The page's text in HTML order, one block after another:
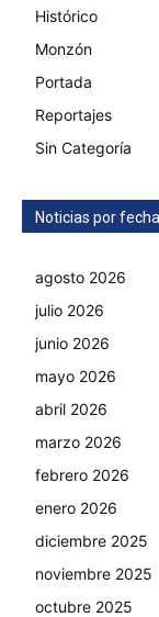
Histórico
Monzón
Portada
Reportajes
Sin Categoría
Noticias por fecha
agosto 2026
julio 2026
junio 2026
mayo 2026
abril 2026
marzo 2026
febrero 2026
enero 2026
diciembre 2025
noviembre 2025
octubre 2025